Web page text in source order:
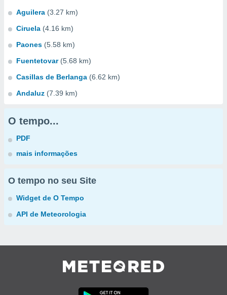
Aguilera (3.27 km)
Ciruela (4.16 km)
Paones (5.58 km)
Fuentetovar (5.68 km)
Casillas de Berlanga (6.62 km)
Andaluz (7.39 km)
O tempo...
PDF
mais informações
O tempo no seu Site
Widget de O Tempo
API de Meteorologia